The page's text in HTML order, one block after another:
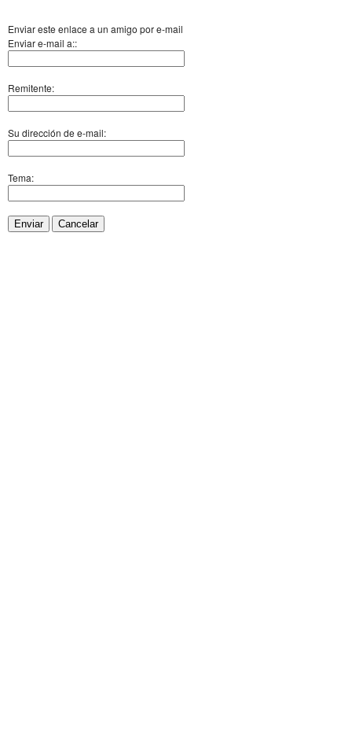
Enviar este enlace a un amigo por e-mail
Enviar e-mail a::
Remitente:
Su dirección de e-mail:
Tema:
Enviar Cancelar